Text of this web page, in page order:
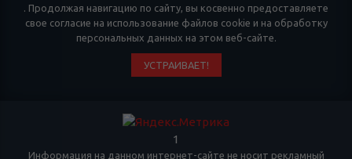
. Продолжая навигацию по сайту, вы косвенно предоставляете
свое согласие на использование файлов cookie и на обработку
персональных данных на этом веб-сайте.
УСТРАИВАЕТ!
1
Информация на данном интернет-сайте не носит рекламный